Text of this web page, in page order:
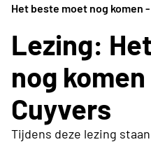
Het beste moet nog komen
Lezing:
nog
Cuyvers
Tijdens deze lezing